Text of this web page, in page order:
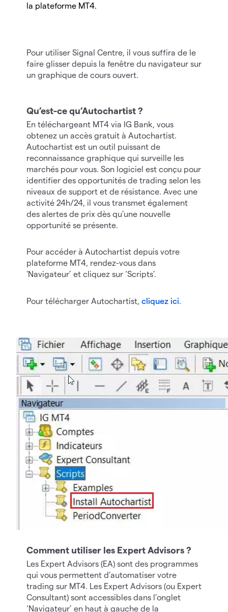
la plateforme MT4.
Pour utiliser Signal Centre, il vous suffira de le
faire glisser depuis la fenêtre du navigateur sur
un graphique de cours ouvert.
Qu’est-ce qu’Autochartist ?
En téléchargeant MT4 via IG Bank, vous
obtenez un accès gratuit à Autochartist.
Autochartist est un outil puissant de
reconnaissance graphique qui surveille les
marchés pour vous. Son logiciel est conçu pour
identifier des opportunités de trading selon les
niveaux de support et de résistance. Avec une
activité 24h/24, il vous transmet également
des alertes de prix dès qu'une nouvelle
opportunité se présente.
Pour accéder à Autochartist depuis votre
plateforme MT4, rendez-vous dans
'Navigateur’ et cliquez sur ‘Scripts’.
Pour télécharger Autochartist, cliquez ici.
Comment utiliser les Expert Advisors ?
Les Expert Advisors (EA) sont des programmes
qui vous permettent d’automatiser votre
trading sur MT4. Les Expert Advisors (ou Expert
Consultant) sont accessibles dans l’onglet
‘Navigateur’ en haut à gauche de la